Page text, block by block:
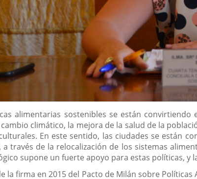
alimentarias sostenibles se están
climático, la mejora de la salud de la
En este sentido, las ciudades se están
a través de la relocalización de los sistemas
supone un fuerte apoyo para estas políticas, y
la firma en 2015 del Pacto de Milán sobre